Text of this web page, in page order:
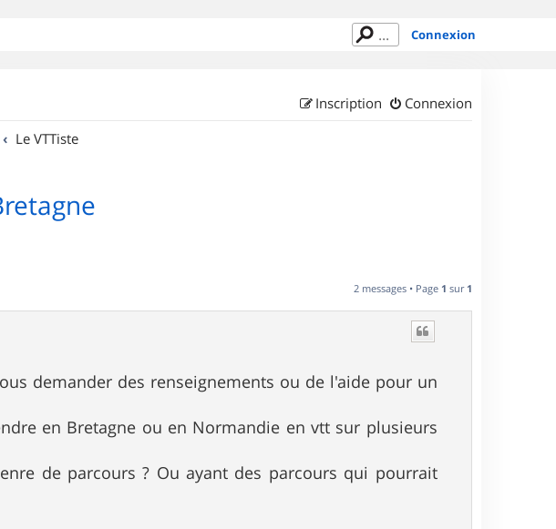
Connexion
Connexion
Inscription
Le VTTiste
2 messages • Page 1 sur 1
demander des renseignements ou de l'aide pour un
en Bretagne ou en Normandie en vtt sur plusieurs
de parcours ? Ou ayant des parcours qui pourrait